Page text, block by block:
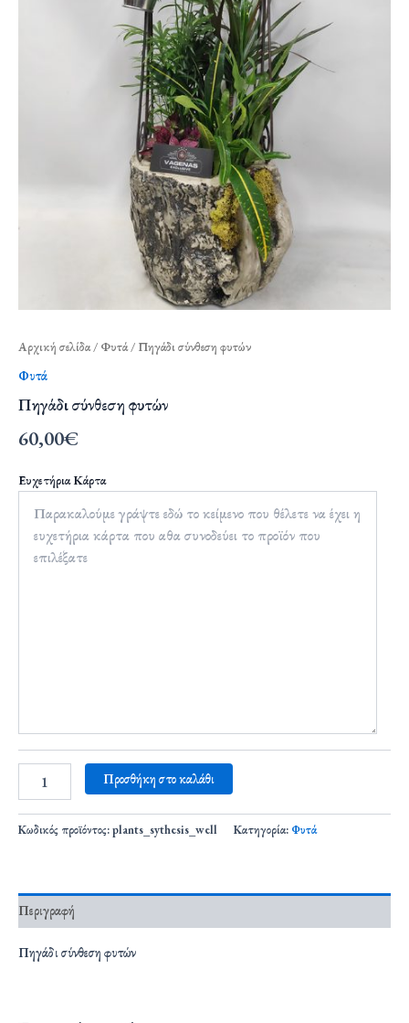
Αρχική σελίδα/ Φυτά/ Πηγάδι σύνθεση φυτών
Φυτά
Πηγάδι σύνθεση φυτών
60,00€
Ευχετήρια Κάρτα
Προσθήκη στο καλάθι
Κωδικός προϊόντος:plants_sythesis_well Κατηγορία: Φυτά
Περιγραφή
Πηγάδι σύνθεση φυτών